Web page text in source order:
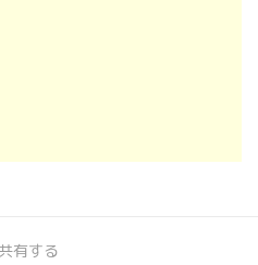
共有する